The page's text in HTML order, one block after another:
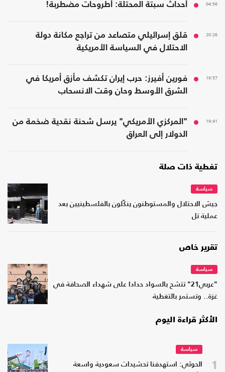
04:56 أحداث سبتة المحتلة: أطروحات مضطربة!
20:26
قلق إسرائيلي متصاعد من تراجع مكانة دولة
الاحتلال في السياسة الأمريكية
19:57
فورين أفيرز: حرب إيران تكشف مأزق أمريكا في
الشرق الأوسط وحان وقت الانسحاب
19:41
"المركزي الأمريكي" يرسل شحنة نقدية ضخمة من
الدولار إلى العراق
تغطية ذات صلة
سياسة
جيش الاحتلال والمستوطنون ينكّلون بالفلسطينيين بعد
عملية تل
تقرير خاص
سياسة
"عربي21" تتشح بالسواد حدادا على شهداء الصحافة في
غزة.. وتستمر بالتغطية
الأكثر قراءة اليوم
1
سياسة
الحوثي: استهدفنا تحشيدات سعودية واسعة